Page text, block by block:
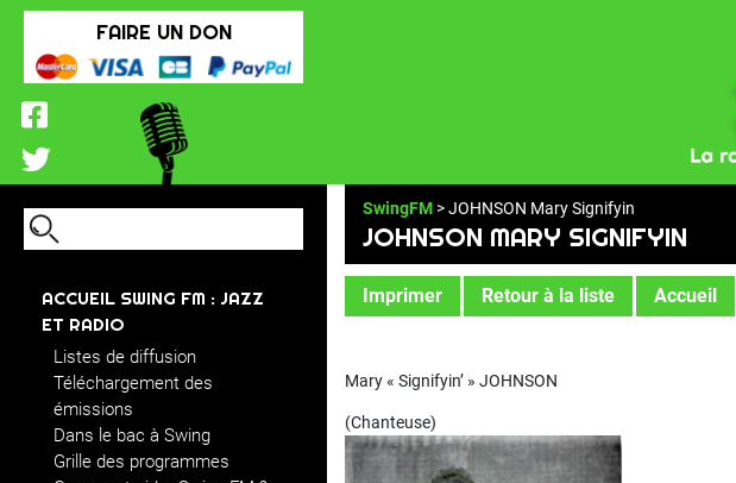
FAIRE UN DON
ACCUEIL SWING FM : JAZZ
ET RADIO
Listes de diffusion
Téléchargement des
émissions
Dans le bac à Swing
Grille des programmes
SwingFM > JOHNSON Mary Signifyin
JOHNSON MARY SIGNIFYIN
Imprimer Retour à la liste Accueil
Mary « Signifyin’ » JOHNSON
(Chanteuse)